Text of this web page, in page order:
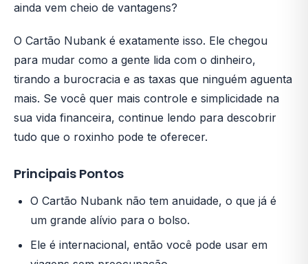
ainda vem cheio de vantagens?
O Cartão Nubank é exatamente isso. Ele chegou
para mudar como a gente lida com o dinheiro,
tirando a burocracia e as taxas que ninguém aguenta
mais. Se você quer mais controle e simplicidade na
sua vida financeira, continue lendo para descobrir
tudo que o roxinho pode te oferecer.
Principais Pontos
O Cartão Nubank não tem anuidade, o que já é
um grande alívio para o bolso.
Ele é internacional, então você pode usar em